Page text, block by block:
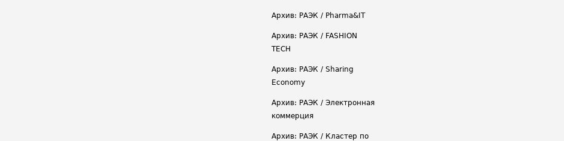
Архив: РАЭК / Pharma&IT
Архив: РАЭК / FASHION
TECH
Архив: РАЭК / Sharing
Economy
Архив: РАЭК / Электронная
коммерция
Архив: РАЭК / Кластер по